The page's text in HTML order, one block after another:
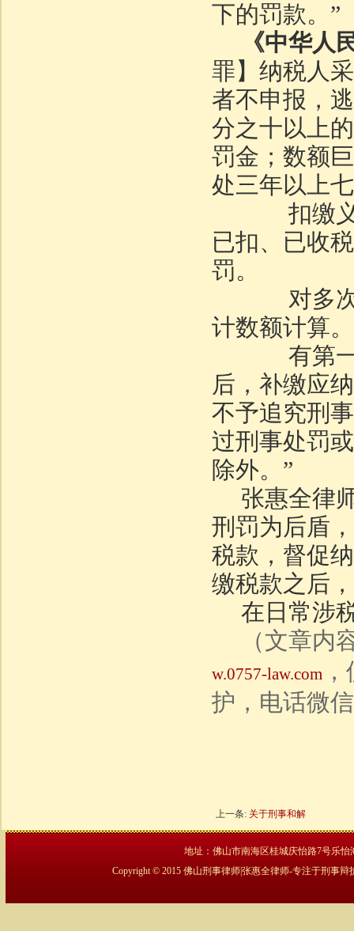
下的罚款。”
《中华人
罪】纳税人
者不申报，
分之十以上
罚金；数额
处三年以上
扣缴义
已扣、已收
罚。
对多次
计数额计算。
有第一
后，补缴应
不予追究刑
过刑事处罚
除外。”
张惠全律
刑罚为后盾
税款，督促
缴税款之后
在日常涉
（文章内
w.0757-law.com，
护，电话微
上一条: 关于刑事和解
地址：佛山市南海区桂城庆怡路7号乐怡
Copyright © 2015 佛山刑事律师|张惠全律师-专注于刑事辩